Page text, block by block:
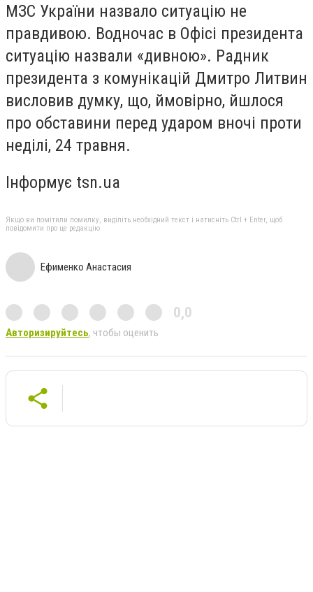
МЗС України назвало ситуацію не
правдивою. Водночас в Офісі президента
ситуацію назвали «дивною». Радник
президента з комунікацій Дмитро Литвин
висловив думку, що, ймовірно, йшлося
про обставини перед ударом вночі проти
неділі, 24 травня.
Інформує tsn.ua
Якщо ви помітили помилку, виділіть необхідний текст і натисніть Ctrl + Enter, щоб
повідомити про це редакцію
Ефименко Анастасия
0,0
Авторизируйтесь, чтобы оценить